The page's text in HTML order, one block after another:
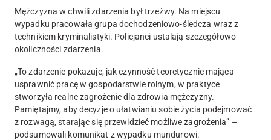
Mężczyzna w chwili zdarzenia był trzeźwy. Na miejscu
wypadku pracowała grupa dochodzeniowo-śledcza wraz z
technikiem kryminalistyki. Policjanci ustalają szczegółowo
okoliczności zdarzenia.
„To zdarzenie pokazuje, jak czynność teoretycznie mająca
usprawnić pracę w gospodarstwie rolnym, w praktyce
stworzyła realne zagrożenie dla zdrowia mężczyzny.
Pamiętajmy, aby decyzje o ułatwianiu sobie życia podejmować
z rozwagą, starając się przewidzieć możliwe zagrożenia” –
podsumowali komunikat z wypadku mundurowi.